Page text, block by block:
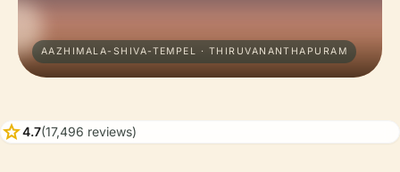
AAZHIMALA-SHIVA-TEMPEL · THIRUVANANTHAPURAM
star4.7(17,496 reviews)